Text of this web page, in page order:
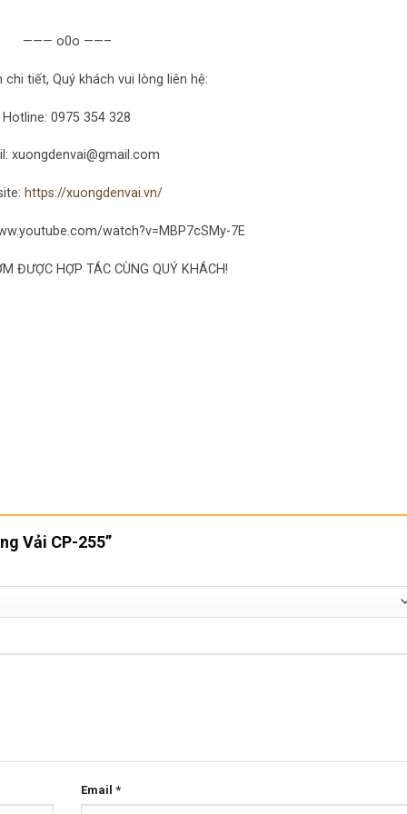
——— o0o ——–
chi tiết, Quý khách vui lòng liên hệ:
Hotline: 0975 354 328
xuongdenvai@gmail.com
https://xuongdenvai.vn/
watch?v=MBP7cSMy-7E
ĐƯỢC HỢP TÁC CÙNG QUÝ KHÁCH!
Vải CP-255”
Email *